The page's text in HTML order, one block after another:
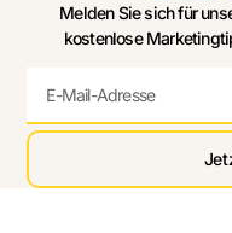
Melden Sie sich für
kostenlose